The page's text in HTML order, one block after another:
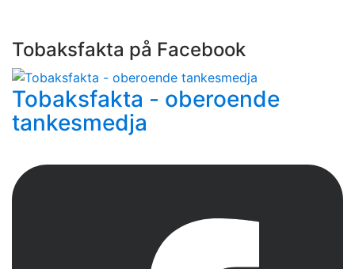
Tobaksfakta på Facebook
Tobaksfakta - oberoende
tankesmedja